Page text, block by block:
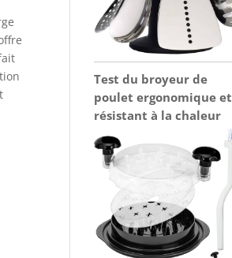
Test du broyeur de
poulet ergonomique et
résistant à la chaleur